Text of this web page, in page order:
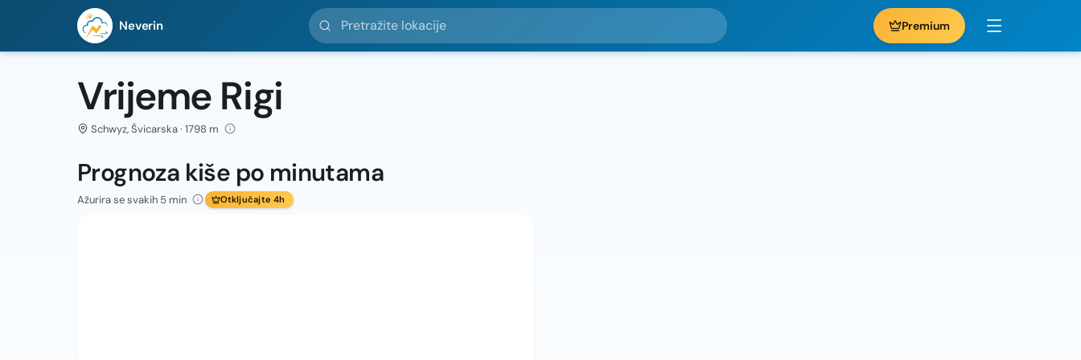
Neverin
Pretražite lokacije
Premium
Vrijeme Rigi
Schwyz, Švicarska · 1798 m
Prognoza kiše po minutama
Ažurira se svakih 5 min Otključajte 4h